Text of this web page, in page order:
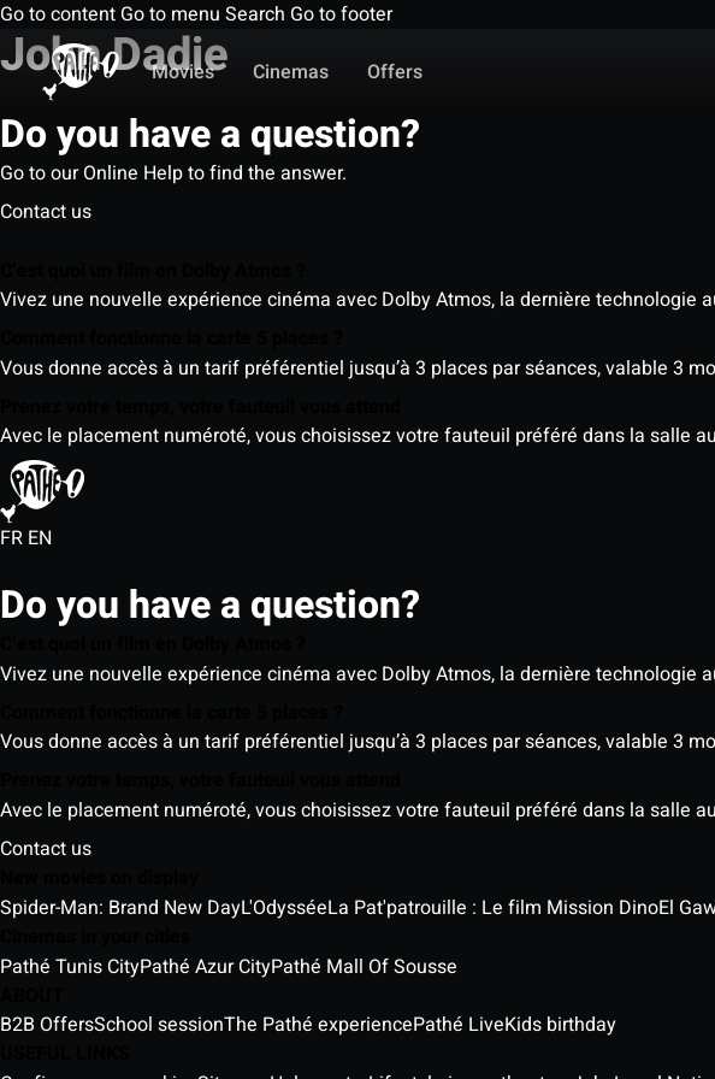
Go to content Go to menu Search Go to footer
Movies
Cinemas Offers
John Dadie
Do you have a question?
Go to our Online Help to find the answer.
Contact us
Vivez une nouvelle expérience cinéma avec Dolby Atmos, la dernière
Vous donne accès à un tarif préférentiel jusqu’à 3 places par séances, valable 3
Avec le placement numéroté, vous choisissez votre fauteuil préféré dans la salle
FR EN
Do you have a question?
Vivez une nouvelle expérience cinéma avec Dolby Atmos, la dernière
Vous donne accès à un tarif préférentiel jusqu’à 3 places par séances, valable 3
Avec le placement numéroté, vous choisissez votre fauteuil préféré dans la salle
Contact us
Spider-Man: Brand New DayL'OdysséeLa Pat'patrouille : Le film Mission Dino
Pathé Tunis CityPathé Azur CityPathé Mall Of Sousse
B2B OffersSchool sessionThe Pathé experiencePathé LiveKids birthday